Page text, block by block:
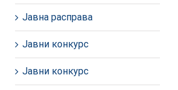
Јавна расправа
Јавни конкурс
Јавни конкурс